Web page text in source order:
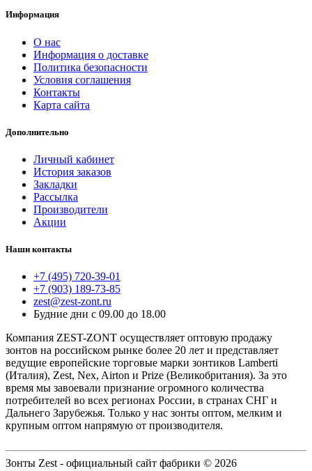
Информация
О нас
Информация о доставке
Политика безопасности
Условия соглашения
Контакты
Карта сайта
Дополнительно
Личный кабинет
История заказов
Закладки
Рассылка
Производители
Акции
Наши контакты
+7 (495) 720-39-01
+7 (903) 189-73-85
zest@zest-zont.ru
Будние дни с 09.00 до 18.00
Компания ZEST-ZONT осуществляет оптовую продажу
зонтов на российском рынке более 20 лет и представляет
ведущие европейские торговые марки зонтиков Lamberti
(Италия), Zest, Nex, Airton и Prize (Великобритания). За это
время мы завоевали признание огромного количества
потребителей во всех регионах России, в странах СНГ и
Дальнего Зарубежья. Только у нас зонты оптом, мелким и
крупным оптом напрямую от производителя.
Зонты Zest - официальный сайт фабрики © 2026